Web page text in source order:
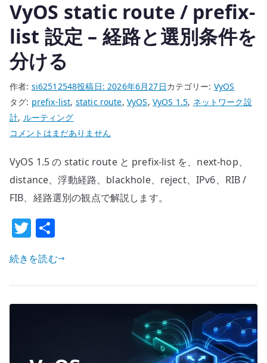
の
VyOS static route / prefix-
list 設定 – 経路と選別条件を
分ける
作者: si62512548投稿日:2026年6月27日カテゴリー: VyOS
タグ: prefix-list, static route, VyOS, VyOS 1.5, ネットワーク設
計, ルーティング
VyOS
route
/
prefix-
設
定
–
路
と
コメントはまだありません
VyOS 1.5 の static route と prefix-list を、next-hop、
distance、浮動経路、blackhole、reject、IPv6、RIB /
FIB、経路選別の観点で解説します。
T
w
it
te
r
続きを読む